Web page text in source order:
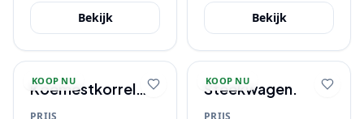
Bekijk Bekijk
KOOP NU
Koemestkorrel
aanbieding.
PRIJS
KOOP NU
Steekwagen.
PRIJS